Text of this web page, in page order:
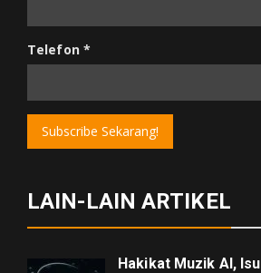
Telefon *
Subscribe Sekarang!
LAIN-LAIN ARTIKEL
Hakikat Muzik AI, Isu